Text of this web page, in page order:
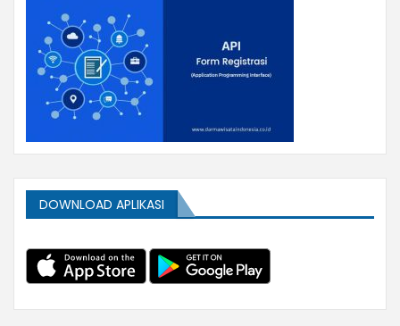
DOWNLOAD APLIKASI